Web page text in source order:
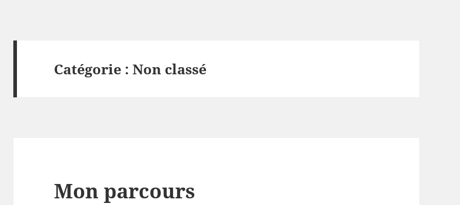
Catégorie :Non classé
Mon parcours